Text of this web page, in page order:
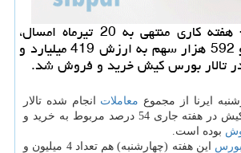
سیب پال: كیش - هفته كاری منتهی به 20 تیرماه امسال،
تعداد 52 میلیون و 592 هزار سهم به ارزش 419 میلیارد و
ایرنا از مجموع معاملات انجام شده تالار
اوراق بهادار كیش در هفته جاری 54 درصد مربوط به خرید و
بوده است.
بورس
این هفته (چهارشنبه) هم تعداد 4 میلیون و